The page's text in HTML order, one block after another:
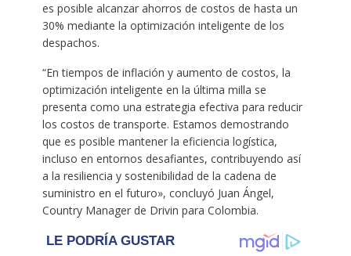
es posible alcanzar ahorros de costos de hasta un
30% mediante la optimización inteligente de los
despachos.
“En tiempos de inflación y aumento de costos, la
optimización inteligente en la última milla se
presenta como una estrategia efectiva para reducir
los costos de transporte. Estamos demostrando
que es posible mantener la eficiencia logística,
incluso en entornos desafiantes, contribuyendo así
a la resiliencia y sostenibilidad de la cadena de
suministro en el futuro», concluyó Juan Ángel,
Country Manager de Drivin para Colombia.